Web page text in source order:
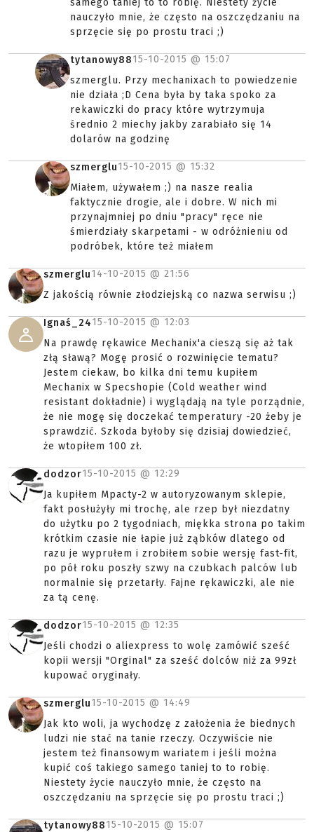
samego taniej to to robię. Niestety życie
nauczyło mnie, że często na oszczędzaniu na
sprzęcie się po prostu traci ;)
tytanowy8815-10-2015 @ 15:07
szmerglu. Przy mechanixach to powiedzenie
nie działa ;D Cena była by taka spoko za
rekawiczki do pracy które wytrzymuja
średnio 2 miechy jakby zarabiało się 14
dolarów na godzinę
szmerglu15-10-2015 @ 15:32
Miałem, używałem ;) na nasze realia
faktycznie drogie, ale i dobre. W nich mi
przynajmniej po dniu "pracy" ręce nie
śmierdziały skarpetami - w odróżnieniu od
podróbek, które też miałem
szmerglu14-10-2015 @ 21:56
Z jakością równie złodziejską co nazwa serwisu ;)
Ignaś_2415-10-2015 @ 12:03
Na prawdę rękawice Mechanix'a cieszą się aż tak
złą sławą? Mogę prosić o rozwinięcie tematu?
Jestem ciekaw, bo kilka dni temu kupiłem
Mechanix w Specshopie (Cold weather wind
resistant dokładnie) i wyglądają na tyle porządnie,
że nie mogę się doczekać temperatury -20 żeby je
sprawdzić. Szkoda byłoby się dzisiaj dowiedzieć,
że wtopiłem 100 zł.
dodzor15-10-2015 @ 12:29
Ja kupiłem Mpacty-2 w autoryzowanym sklepie,
fakt posłużyły mi trochę, ale rzep był niezdatny
do użytku po 2 tygodniach, miękka strona po takim
krótkim czasie nie łapie już ząbków dlatego od
razu je wyprułem i zrobiłem sobie wersję fast-fit,
po pół roku poszły szwy na czubkach palców lub
normalnie się przetarły. Fajne rękawiczki, ale nie
za tą cenę.
dodzor15-10-2015 @ 12:35
Jeśli chodzi o aliexpress to wolę zamówić sześć
kopii wersji "Orginal" za sześć dolców niż za 99zł
kupować oryginały.
szmerglu15-10-2015 @ 14:49
Jak kto woli, ja wychodzę z założenia że biednych
ludzi nie stać na tanie rzeczy. Oczywiście nie
jestem też finansowym wariatem i jeśli można
kupić coś takiego samego taniej to to robię.
Niestety życie nauczyło mnie, że często na
oszczędzaniu na sprzęcie się po prostu traci ;)
tytanowy8815-10-2015 @ 15:07